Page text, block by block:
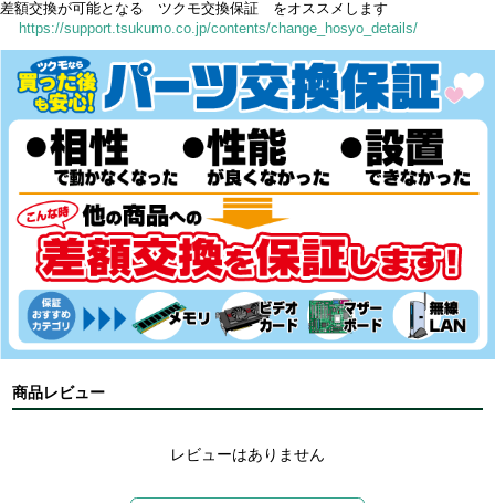
差額交換が可能となる ツクモ交換保証 をオススメします
https://support.tsukumo.co.jp/contents/change_hosyo_details/
商品レビュー
レビューはありません